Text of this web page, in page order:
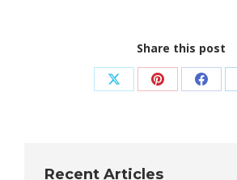
Share this post
Share Share Share
Recent Articles